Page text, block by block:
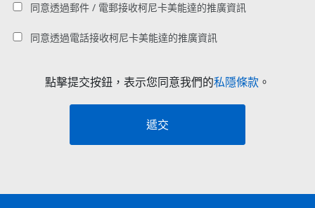
同意透過郵件 / 電郵接收柯尼卡美能達的推廣資訊
同意透過電話接收柯尼卡美能達的推廣資訊
點擊提交按鈕，表示您同意我們的私隱條款 。
遞交